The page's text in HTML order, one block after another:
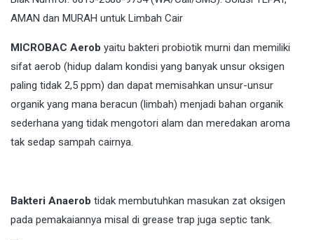
MICROBAC Aerob yaitu bakteri probiotik murni dan memiliki
sifat aerob (hidup dalam kondisi yang banyak unsur oksigen
paling tidak 2,5 ppm) dan dapat memisahkan unsur-unsur
organik yang mana beracun (limbah) menjadi bahan organik
sederhana yang tidak mengotori alam dan meredakan aroma
tak sedap sampah cairnya.
Bakteri Anaerob tidak membutuhkan masukan zat oksigen
pada pemakaiannya misal di grease trap juga septic tank.